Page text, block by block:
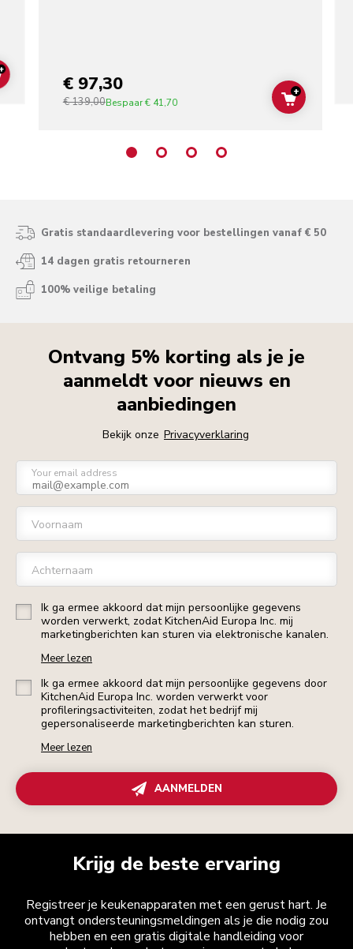
ADD TO CART€ 97,30
€ 139,00Bespaar€ 41,70 ADD TO
+
Gratis standaardlevering voor bestellingen vanaf € 50
14 dagen gratis retourneren
100% veilige betaling
Ontvang 5% korting als je je
aanmeldt voor nieuws en
aanbiedingen
Bekijk onze Privacyverklaring
Your email address
Voornaam
Achternaam
Ik ga ermee akkoord dat mijn persoonlijke gegevens
worden verwerkt, zodat KitchenAid Europa Inc. mij
marketingberichten kan sturen via elektronische kanalen.
Meer lezen
Ik ga ermee akkoord dat mijn persoonlijke gegevens door
KitchenAid Europa Inc. worden verwerkt voor
profileringsactiviteiten, zodat het bedrijf mij
gepersonaliseerde marketingberichten kan sturen.
Meer lezen
AANMELDEN
Krijg de beste ervaring
Registreer je keukenapparaten met een gerust hart. Je
ontvangt ondersteuningsmeldingen als je die nodig zou
hebben en een gratis digitale handleiding voor